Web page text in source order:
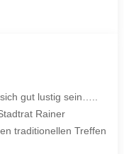
gut lustig sein…..
Rainer
traditionellen Treffen